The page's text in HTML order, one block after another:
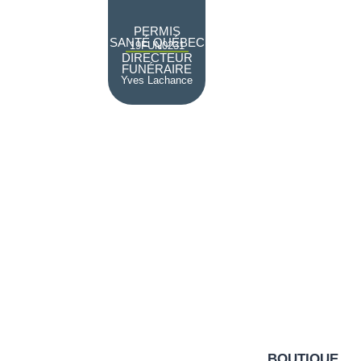
PERMIS
SANTÉ QUÉBEC
19FUN0231
DIRECTEUR
FUNÉRAIRE
Yves Lachance